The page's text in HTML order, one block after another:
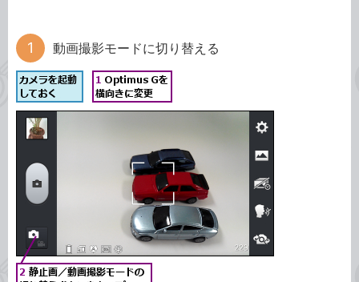
動画撮影モードに切り替える